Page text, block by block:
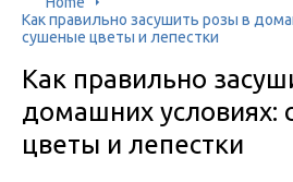
Как правильно засушить розы в
сушеные цветы и лепестки
Как правильно
домашних условиях:
цветы и лепестки